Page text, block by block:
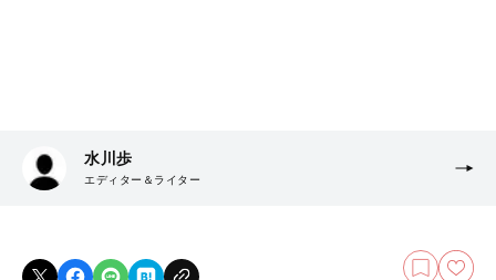
水川歩
エディター＆ライター